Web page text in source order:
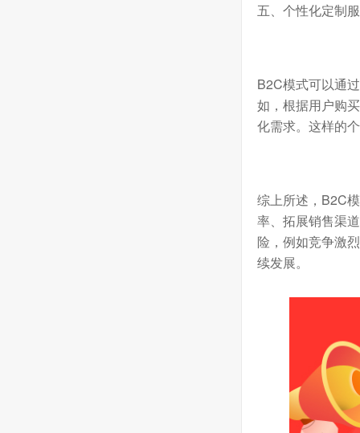
五、个性化定制
B2C模式可以通
如，根据用户购
化需求。这样的
综上所述， B2C
率、拓展销售渠
险，例如竞争激
续发展。